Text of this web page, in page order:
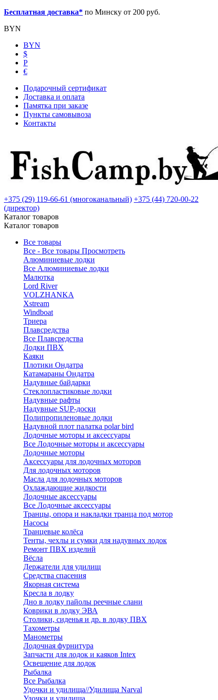
Бесплатная доставка* по Минску от 200 руб.
BYN
BYN
$
Р
€
Подарочный сертификат
Доставка и оплата
Памятка при заказе
Пункты самовывоза
Контакты
+375 (29) 119-66-61 (многоканальный) +375 (44) 720-00-22
(директор)
Каталог товаров
Каталог товаров
Все товары
Все - Все товары Просмотреть
Алюминиевые лодки
Все Алюминиевые лодки
Малютка
Lord River
VOLZHANKA
Xstream
Windboat
Триера
Плавсредства
Все Плавсредства
Лодки ПВХ
Каяки
Плотики Ондатра
Катамараны Ондатра
Надувные байдарки
Стеклопластиковые лодки
Надувные рафты
Надувные SUP-доски
Полипропиленовые лодки
Надувной плот палатка polar bird
Лодочные моторы и аксессуары
Все Лодочные моторы и аксессуары
Лодочные моторы
Аксессуары для лодочных моторов
Для лодочных моторов
Масла для лодочных моторов
Охлаждающие жидкости
Лодочные аксессуары
Все Лодочные аксессуары
Транцы, опора и накладки транца под мотор
Насосы
Транцевые колёса
Тенты, чехлы и сумки для надувных лодок
Ремонт ПВХ изделий
Вёсла
Держатели для удилищ
Средства спасения
Якорная система
Кресла в лодку
Дно в лодку пайолы реечные слани
Коврики в лодку ЭВА
Столики, сиденья и др. в лодку ПВХ
Тахометры
Манометры
Лодочная фурнитура
Запчасти для лодок и каяков Intex
Освещение для лодок
Рыбалка
Все Рыбалка
Удочки и удилища//Удилища Narval
Удочки и удилища